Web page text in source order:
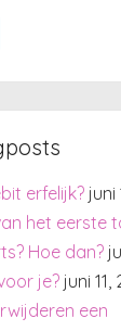
erfelijk? juni
het eerste
Hoe dan?
je? juni 11,
een